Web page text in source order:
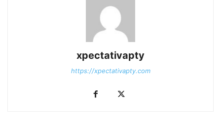
xpectativapty
https://xpectativapty.com